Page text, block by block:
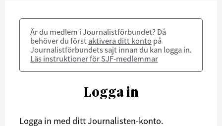
Är du medlem i Journalistförbundet? Då
behöver du först aktivera ditt konto på
Journalistförbundets sajt innan du kan logga in.
Läs instruktioner för SJF-medlemmar
Logga in
Logga in med ditt Journalisten-konto.